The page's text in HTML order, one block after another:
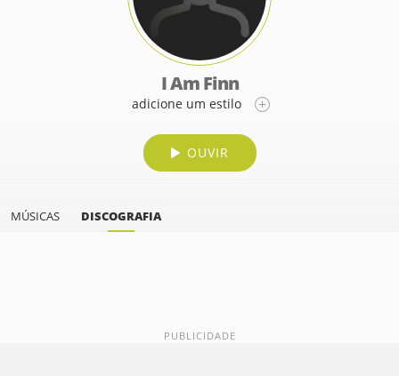
I Am Finn
adicione um estilo
OUVIR
MÚSICAS DISCOGRAFIA